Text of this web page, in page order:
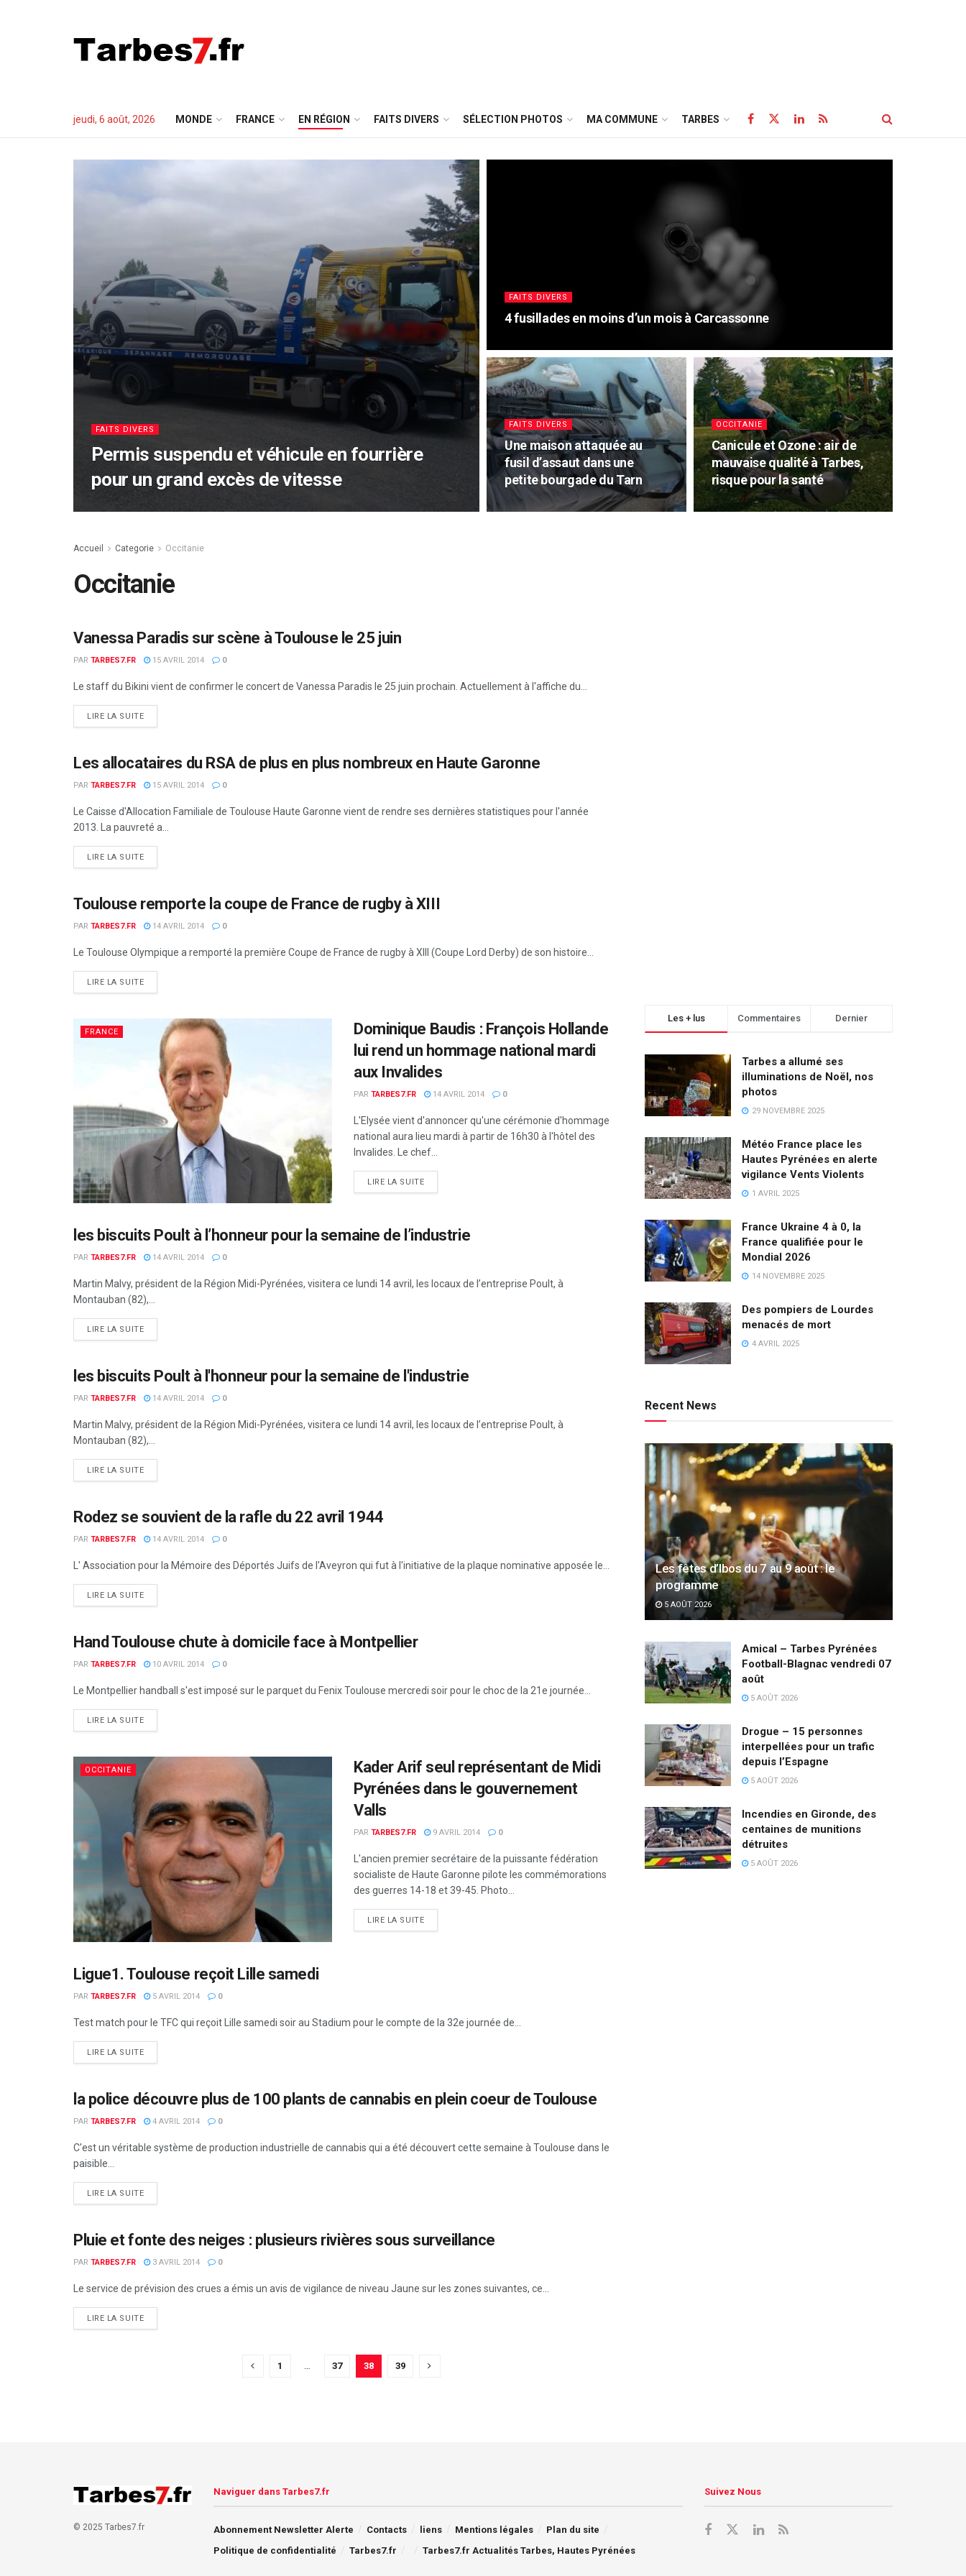
jeudi, 6 août, 2026 MONDE FRANCE EN RÉGION FAITS DIVERS SÉLECTION PHOTOS MA COMMUNE TARBES
FAITS DIVERS
Permis suspendu et véhicule en fourrière
pour un grand excès de vitesse
FAITS DIVERS
4 fusillades en moins d’un mois à Carcassonne
FAITS DIVERS
Une maison attaquée au
fusil d’assaut dans une
petite bourgade du Tarn
OCCITANIE
Canicule et Ozone : air de
mauvaise qualité à Tarbes,
risque pour la santé
Accueil Categorie Occitanie
Occitanie
OCCITANIE
Vanessa Paradis sur scène à Toulouse le 25 juin
PAR TARBES7.FR 15 AVRIL 2014 0
Le staff du Bikini vient de confirmer le concert de Vanessa Paradis le 25 juin prochain. Actuellement à l'affiche du...
LIRE LA SUITEDETAILS
OCCITANIE
Les allocataires du RSA de plus en plus nombreux en Haute Garonne
PAR TARBES7.FR 15 AVRIL 2014 0
Le Caisse d'Allocation Familiale de Toulouse Haute Garonne vient de rendre ses dernières statistiques pour l'année
2013. La pauvreté a...
LIRE LA SUITEDETAILS
OCCITANIE
Toulouse remporte la coupe de France de rugby à XIII
PAR TARBES7.FR 14 AVRIL 2014 0
Le Toulouse Olympique a remporté la première Coupe de France de rugby à XIII (Coupe Lord Derby) de son histoire...
LIRE LA SUITEDETAILS
FRANCE
Dominique Baudis : François Hollande
lui rend un hommage national mardi
aux Invalides
PAR TARBES7.FR 14 AVRIL 2014 0
L'Elysée vient d'annoncer qu'une cérémonie d'hommage
national aura lieu mardi à partir de 16h30 à l'hôtel des
Invalides. Le chef...
LIRE LA SUITEDETAILS
OCCITANIE
les biscuits Poult à l’honneur pour la semaine de l’industrie
PAR TARBES7.FR 14 AVRIL 2014 0
Martin Malvy, président de la Région Midi-Pyrénées, visitera ce lundi 14 avril, les locaux de l’entreprise Poult, à
Montauban (82),...
LIRE LA SUITEDETAILS
OCCITANIE
les biscuits Poult à l'honneur pour la semaine de l'industrie
PAR TARBES7.FR 14 AVRIL 2014 0
Martin Malvy, président de la Région Midi-Pyrénées, visitera ce lundi 14 avril, les locaux de l’entreprise Poult, à
Montauban (82),...
LIRE LA SUITEDETAILS
OCCITANIE
Rodez se souvient de la rafle du 22 avril 1944
PAR TARBES7.FR 14 AVRIL 2014 0
L' Association pour la Mémoire des Déportés Juifs de l'Aveyron qui fut à l'initiative de la plaque nominative apposée le...
LIRE LA SUITEDETAILS
OCCITANIE
Hand Toulouse chute à domicile face à Montpellier
PAR TARBES7.FR 10 AVRIL 2014 0
Le Montpellier handball s'est imposé sur le parquet du Fenix Toulouse mercredi soir pour le choc de la 21e journée...
LIRE LA SUITEDETAILS
OCCITANIE
Kader Arif seul représentant de Midi
Pyrénées dans le gouvernement
Valls
PAR TARBES7.FR 9 AVRIL 2014 0
L'ancien premier secrétaire de la puissante fédération
socialiste de Haute Garonne pilote les commémorations
des guerres 14-18 et 39-45. Photo...
LIRE LA SUITEDETAILS
OCCITANIE
Ligue1. Toulouse reçoit Lille samedi
PAR TARBES7.FR 5 AVRIL 2014 0
Test match pour le TFC qui reçoit Lille samedi soir au Stadium pour le compte de la 32e journée de...
LIRE LA SUITEDETAILS
OCCITANIE
la police découvre plus de 100 plants de cannabis en plein coeur de Toulouse
PAR TARBES7.FR 4 AVRIL 2014 0
C'est un véritable système de production industrielle de cannabis qui a été découvert cette semaine à Toulouse dans le
paisible...
LIRE LA SUITEDETAILS
OCCITANIE
Pluie et fonte des neiges : plusieurs rivières sous surveillance
PAR TARBES7.FR 3 AVRIL 2014 0
Le service de prévision des crues a émis un avis de vigilance de niveau Jaune sur les zones suivantes, ce...
LIRE LA SUITEDETAILS
1 37 38 39
Les + lus Commentaires Dernier
Tarbes a allumé ses
illuminations de Noël, nos
photos
29 NOVEMBRE 2025
Météo France place les
Hautes Pyrénées en alerte
vigilance Vents Violents
1 AVRIL 2025
France Ukraine 4 à 0, la
France qualifiée pour le
Mondial 2026
14 NOVEMBRE 2025
Des pompiers de Lourdes
menacés de mort
4 AVRIL 2025
Recent News
Les fêtes d’Ibos du 7 au 9 août : le
programme
5 AOÛT 2026
Amical – Tarbes Pyrénées
Football-Blagnac vendredi 07
août
5 AOÛT 2026
Drogue – 15 personnes
interpellées pour un trafic
depuis l’Espagne
5 AOÛT 2026
Incendies en Gironde, des
centaines de munitions
détruites
5 AOÛT 2026
© 2025 Tarbes7.fr
Naviguer dans Tarbes7.fr
Abonnement Newsletter Alerte Contacts liens Mentions légales
Plan du site
Politique de confidentialité
Tarbes7.fr Tarbes7.fr Actualités Tarbes, Hautes Pyrénées
Suivez Nous